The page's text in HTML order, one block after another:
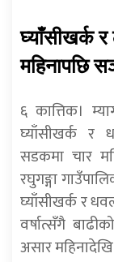
घ्याँसीखर्क
महिनापछि
६ कात्तिक।
घ्याँसीखर्क र
सडकमा चार
रघुगङ्गा
घ्याँसीखर्क र
वर्षात्सँगै
असार